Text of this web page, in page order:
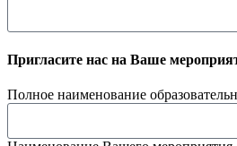
Пригласите нас на Ваше
Полное наименование